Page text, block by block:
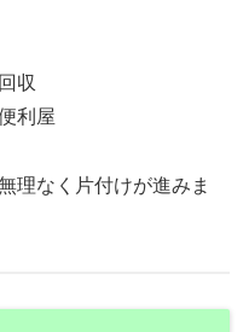
収
利屋
理なく片付けが進みま